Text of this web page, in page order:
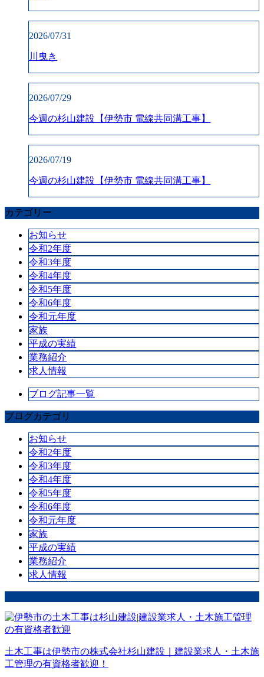
2026/07/31
川曳き
2026/07/29
今週の杉山建設【伊勢市 電線共同溝工事】
2026/07/19
今週の杉山建設【伊勢市 電線共同溝工事】
カテゴリー
お知らせ
令和2年度
令和3年度
令和4年度
令和5年度
令和6年度
令和元年度
家族
平成の実績
業務紹介
求人情報
ブログ記事一覧
ブログカテゴリ
お知らせ
令和2年度
令和3年度
令和4年度
令和5年度
令和6年度
令和元年度
家族
平成の実績
業務紹介
求人情報
土木工事は伊勢市の株式会社杉山建設｜建設業求人・土木施
工管理の有資格者歓迎！